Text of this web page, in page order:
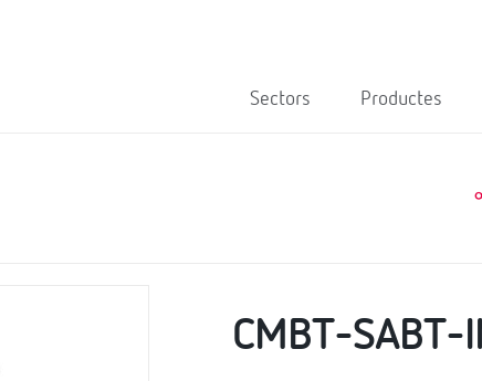
Sectors Productes
CMBT-SABT-